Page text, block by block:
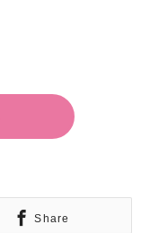
Share